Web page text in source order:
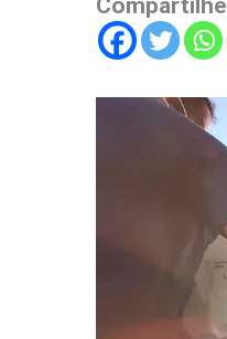
Compartilhe